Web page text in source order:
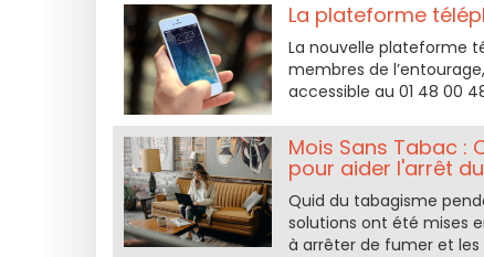
La plateforme
La nouvelle plateforme
membres de
accessible au 01 48 00
Mois Sans Tabac :
pour aider l'arrêt
Quid du tabagisme
solutions ont été mises
à arrêter de fumer et